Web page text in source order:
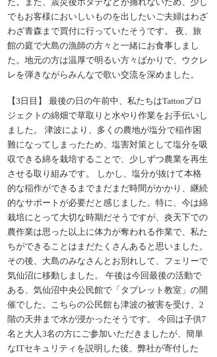
た。また、震災後ホタテなどが捕れないため、少し
でもお客様においしいものを出したいご夫婦はわざ
わざ青森まで買付に行っていたそうです。 夜、旅
館の庭で大島の漁師の方々と一緒にお食事しまし
た。地元の方は温厚で明るい方々ばかりで、ウクレ
レを弾きながらみんなで歌い交流を深めました。
【3日目】 最後の日の午前中、私たちはTattonプロ
ジェクトの綿畑で草取りと水やり作業をお手伝いし
ました。 津波により、多くの農地が塩分で稲作困
難になってしまったため、塩害対策として塩分を吸
収できる綿を栽培することで、少しずつ農業を再生
させる取り組みです。 しかし、塩分が抜けて本格
的な稲作ができるまでまだまだ時間がかかり、継続
的なサポートが必要だと感じました。特に、今は綿
栽培にとって大切な時期だそうですが、炎天下での
農作業は思った以上に体力が奪われる作業で、私た
ちができることはまだたくさんあると思いました。
その後、大島のみなさんとお別れして、フェリーで
気仙沼に移動しました。 午後は今回最後の活動で
ある、気仙沼中央公民館で「タブレット教室」の開
催でした。こちらの公民館も津波の被害を受け、2
階の天井まで水が浸かったそうです。 今回は子供7
名と大人3名の方にご参加いただきましたが、簡単
なITセキュリティを説明した後、弊社が寄付した